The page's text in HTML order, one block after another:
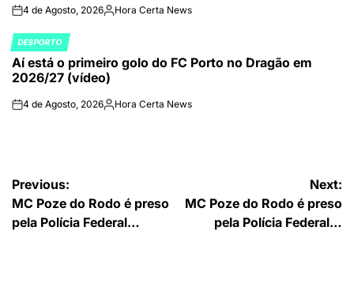
on4 de Agosto, 2026Publicado
Hora Certa News
POSTED
IN
DESPORTO
Aí está o primeiro golo do FC Porto no Dragão em
2026/27 (vídeo)
on4 de Agosto, 2026Publicado
Hora Certa News
Navegação
de
Previous:
MC Poze do Rodo é preso
pela Polícia Federal…
Next:
MC Poze do Rodo é preso
pela Polícia Federal…